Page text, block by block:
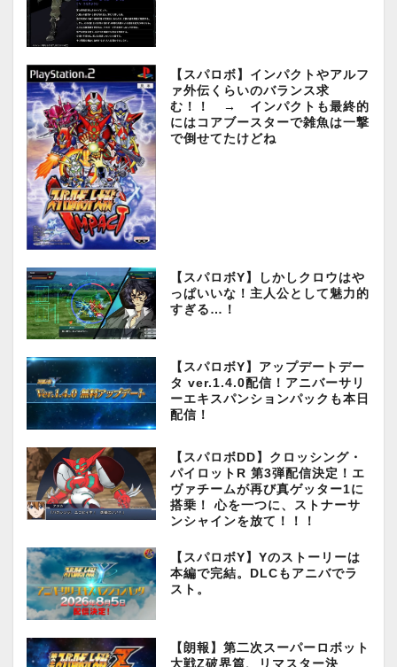
【スパロボ】インパクトやアルフ
ァ外伝くらいのバランス求
む！！ → インパクトも最終的
にはコアブースターで雑魚は一撃
で倒せてたけどね
【スパロボY】しかしクロウはや
っぱいいな！主人公として魅力的
すぎる…！
【スパロボY】アップデートデー
タ ver.1.4.0配信！アニバーサリ
ーエキスパンションパックも本日
配信！
【スパロボDD】クロッシング・
パイロットR 第3弾配信決定！エ
ヴァチームが再び真ゲッター1に
搭乗！ 心を一つに、ストナーサ
ンシャインを放て！！！
【スパロボY】Yのストーリーは
本編で完結。DLCもアニバでラ
スト。
【朗報】第二次スーパーロボット
大戦Z破界篇、リマスター決